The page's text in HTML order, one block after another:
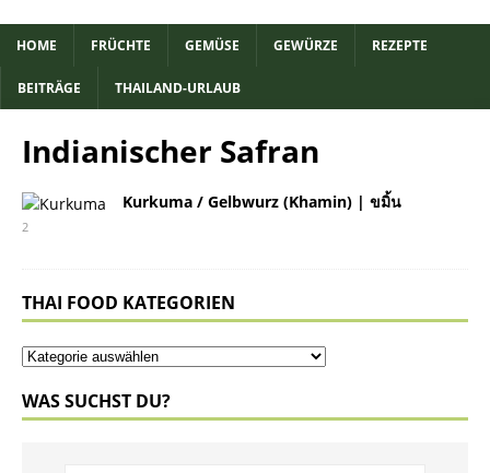
HOME FRÜCHTE GEMÜSE GEWÜRZE REZEPTE
BEITRÄGE THAILAND-URLAUB
Indianischer Safran
Kurkuma / Gelbwurz (Khamin) | ขมิ้น
2
THAI FOOD KATEGORIEN
WAS SUCHST DU?